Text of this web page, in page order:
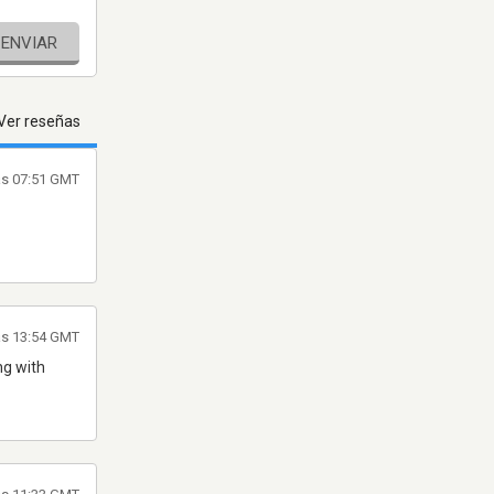
ENVIAR
reseñas
07:51 GMT
with
13:54 GMT